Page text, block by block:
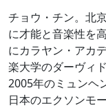
チョウ・チン。北
に才能と音楽性を
にカラヤン・アカ
楽大学のダーヴィ
2005年のミュンヘ
日本のエクソンモ